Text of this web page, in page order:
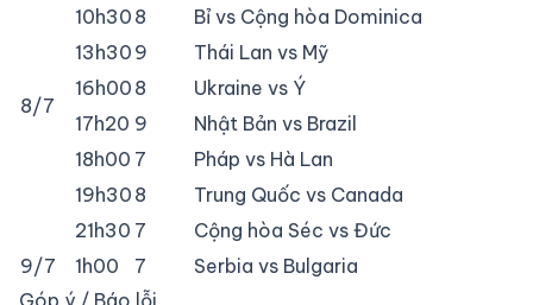
8/7
10h30 8
Bỉ vs Cộng hòa Dominica
13h30 9
Thái Lan vs Mỹ
16h00 8
Ukraine vs Ý
17h20 9
Nhật Bản vs Brazil
18h00 7
Pháp vs Hà Lan
19h30 8
Trung Quốc vs Canada
21h30 7
Cộng hòa Séc vs Đức
9/7
1h00 7
Serbia vs Bulgaria
Góp ý / Báo lỗi